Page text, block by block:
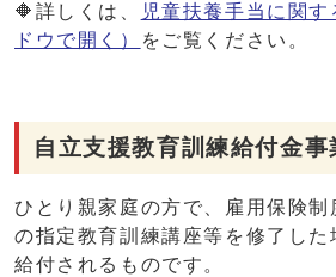
🔶詳しくは、 児童扶養手当に関す
ドウで開く）
をご覧ください。
自立支援教育訓練給付金事
ひとり親家庭の方で、雇用保険
の指定教育訓練講座等を修了し
給付されるものです。